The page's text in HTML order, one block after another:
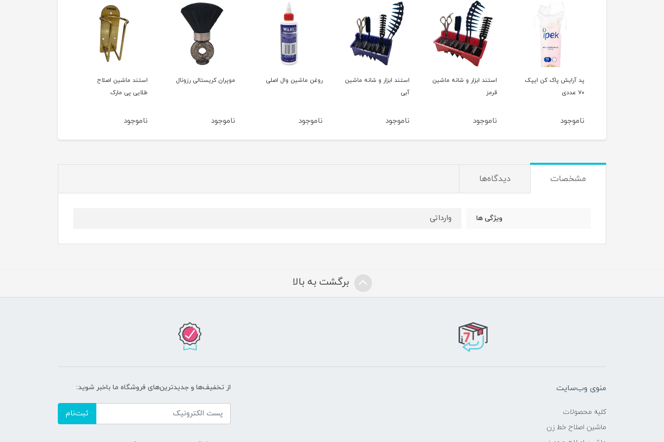
استند ابزار و شانه ماشین
قرمز
ناموجود
استند ابزار و شانه ماشین
آبی
ناموجود
روغن ماشین وال اصلی
ناموجود
موپران کریستالی رزونال
ناموجود
استند ماشین اصلاح
ناموجود
صندلی سلطنتی رزونال کد
BX-2933-1
ناموجود
مشخصات دیدگاه‌ها
ویژگی ها وارداتی
برگشت به بالا
منوی وب‌سایت
کلیه محصولات
ماشین اصلاح خط زن
از تخفیف‌ها و جدیدترین‌های فروشگاه ما باخبر شوید:
ثبت‌نام